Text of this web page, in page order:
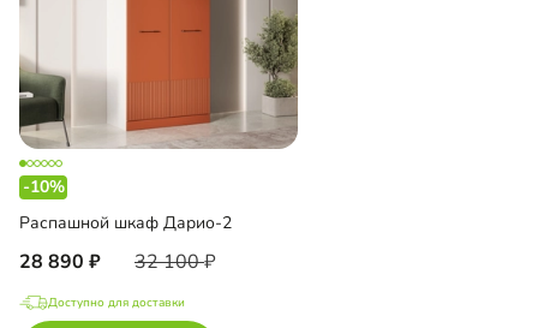
-10%
Распашной шкаф Дарио-2
28 890 32 100
Доступно для доставки